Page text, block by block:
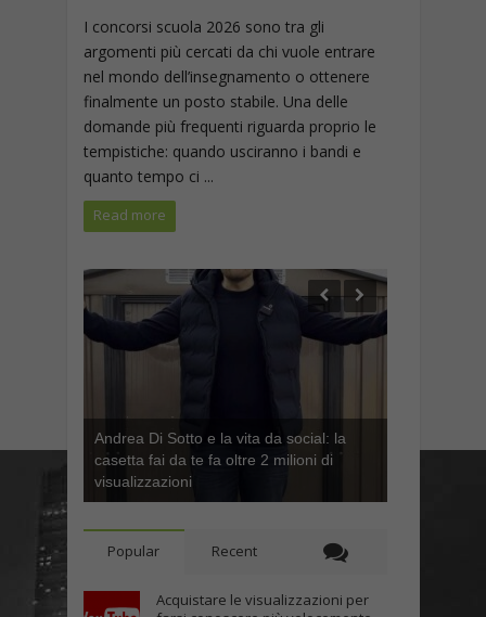
I concorsi scuola 2026 sono tra gli
argomenti più cercati da chi vuole entrare
nel mondo dell’insegnamento o ottenere
finalmente un posto stabile. Una delle
domande più frequenti riguarda proprio le
tempistiche: quando usciranno i bandi e
quanto tempo ci ...
Read more
Andrea Di Sotto e la vita da social: la
casetta fai da te fa oltre 2 milioni di
visualizzazioni
Popular Recent
Acquistare le visualizzazioni per